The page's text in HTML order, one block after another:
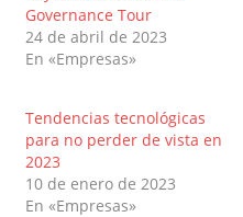
Governance Tour
24 de abril de 2023
En «Empresas»
Tendencias tecnológicas
para no perder de vista en
2023
10 de enero de 2023
En «Empresas»